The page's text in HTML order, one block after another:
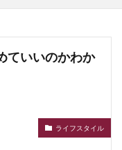
ていいのかわか
ライフスタイル